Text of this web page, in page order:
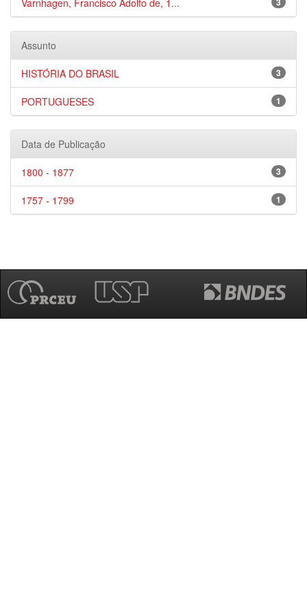
Varnhagen, Francisco Adolfo de, 1...
Assunto
3
HISTÓRIA DO BRASIL
1
PORTUGUESES
Data de Publicação
3
1800 - 1877
1
1757 - 1799